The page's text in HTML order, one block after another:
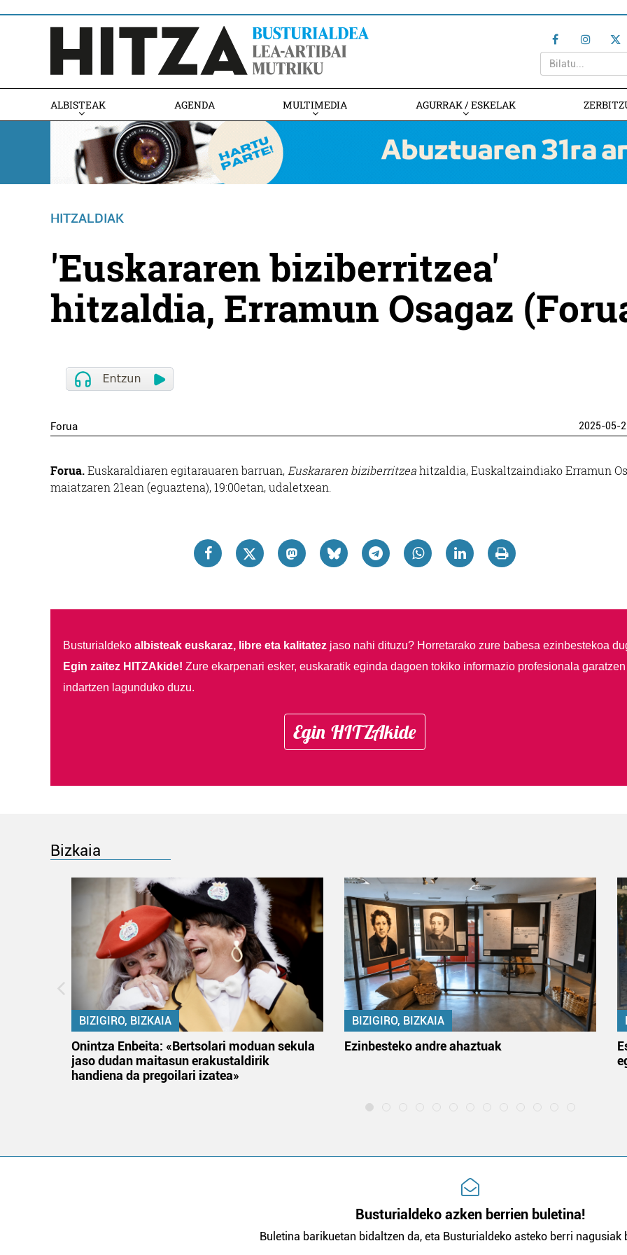
ALBISTEAK AGENDA MULTIMEDIA AGURRAK / ESKELAK
HITZALDIAK
'Euskararen biziberritzea'
hitzaldia, Erramun Osagaz
Forua 2025-05-
Forua.Euskaraldiaren egitarauaren barruan, Euskararen biziberritzeahitzaldia, Euskaltzaindiako Erramun
maiatzaren 21ean (eguaztena), 19:00etan, udaletxean.
Busturialdeko albisteak euskaraz, libre eta kalitatezjaso nahi dituzu? Horretarako zure babesa ezinbestekoa
Egin zaitez HITZAkide! Zure ekarpenari esker, euskaratik eginda dagoen tokiko informazio profesionala garatzen
indartzen lagunduko duzu.
Egin HITZAkide
Bizkaia
BIZIGIRO, BIZKAIA
Onintza Enbeita: «Bertsolari moduan sekula
jaso dudan maitasun erakustaldirik
handiena da pregoilari izatea»
BIZIGIRO, BIZKAIA
Ezinbesteko andre ahaztuak
Busturialdeko azken berrien buletina!
Buletina barikuetan bidaltzen da, eta Busturialdeko asteko berri nagusiak